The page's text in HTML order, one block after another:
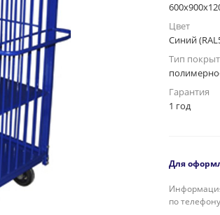
Цвет
Синий
Тип
Гарантия
1 год
Для
по